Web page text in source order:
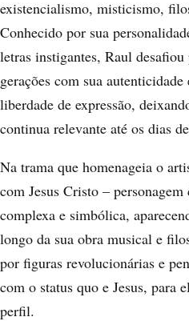
existencialismo, misticismo,
Conhecido por sua
letras instigantes, Raul
gerações com sua
liberdade de expressão,
continua relevante até os dias
Na trama que homenageia o
com Jesus Cristo –
complexa e simbólica,
longo da sua obra musical e
por figuras revolucionárias e
com o status quo e Jesus, para
perfil.